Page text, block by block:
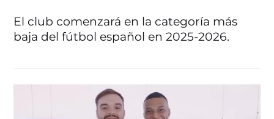
El club comenzará en la categoría más
baja del fútbol español en 2025-2026.